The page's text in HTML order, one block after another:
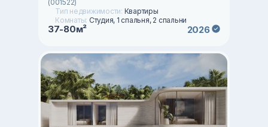
(001522)
Тип недвижимости: Квартиры
Комнаты: Студия, 1 спальня, 2 спальни
37-80м² 2026